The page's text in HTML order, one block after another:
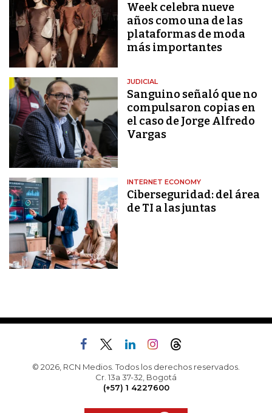
Week celebra nueve
años como una de las
plataformas de moda
más importantes
JUDICIAL
Sanguino señaló que no
compulsaron copias en
el caso de Jorge Alfredo
Vargas
INTERNET ECONOMY
Ciberseguridad: del área
de TI a las juntas
© 2026, RCN Medios. Todos los derechos reservados.
Cr. 13a 37-32, Bogotá
(+57) 1 4227600